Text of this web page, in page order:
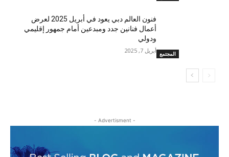
المجتمع
فنون العالم دبي يعود في أبريل 2025 لعرض
أعمال فنانين جدد ومبدعين أمام جمهور إقليمي
ودولي
أبريل 7, 2025
- Advertisment -